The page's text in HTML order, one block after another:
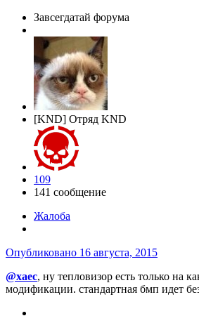
Завсегдатай форума
[KND] Отряд KND
109
141 сообщение
Жалоба
Опубликовано 16 августа, 2015
@xaec, ну тепловизор есть только на
модификации. стандартная бмп идет